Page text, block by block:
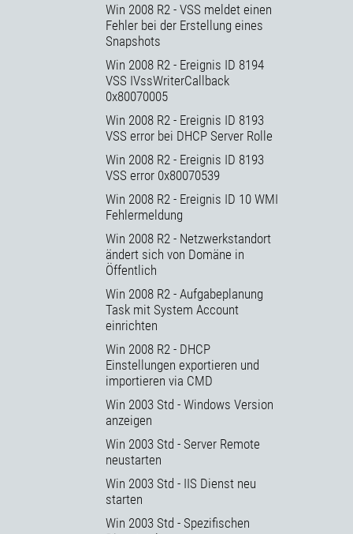
Win 2008 R2 - VSS meldet einen
Fehler bei der Erstellung eines
Snapshots
Win 2008 R2 - Ereignis ID 8194
VSS IVssWriterCallback
0x80070005
Win 2008 R2 - Ereignis ID 8193
VSS error bei DHCP Server Rolle
Win 2008 R2 - Ereignis ID 8193
VSS error 0x80070539
Win 2008 R2 - Ereignis ID 10 WMI
Fehlermeldung
Win 2008 R2 - Netzwerkstandort
ändert sich von Domäne in
Öffentlich
Win 2008 R2 - Aufgabeplanung
Task mit System Account
einrichten
Win 2008 R2 - DHCP
Einstellungen exportieren und
importieren via CMD
Win 2003 Std - Windows Version
anzeigen
Win 2003 Std - Server Remote
neustarten
Win 2003 Std - IIS Dienst neu
starten
Win 2003 Std - Spezifischen